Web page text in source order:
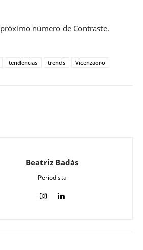
número de Contraste.
tendencias trends Vicenzaoro
Beatriz Badás
Periodista